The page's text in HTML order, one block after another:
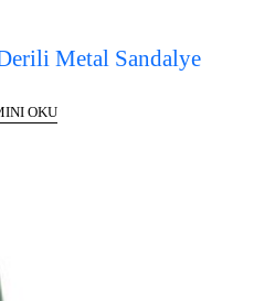
Metal Sandalye
OKU